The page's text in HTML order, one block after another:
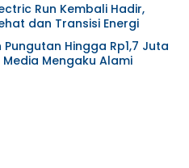
Run Kembali Hadir,
dan Transisi Energi
Hingga Rp1,7 Juta
Media Mengaku Alami